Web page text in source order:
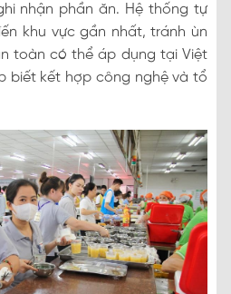
nhận phần ăn. Hệ thống tự
khu vực gần nhất, tránh ùn
toàn có thể áp dụng tại Việt
biết kết hợp công nghệ và tổ